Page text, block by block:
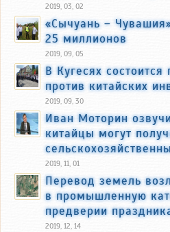
2019, 03, 02
«Сычуань –
25 миллионов
2019, 09, 05
В Кугесях
против китайских
2019, 09, 30
Иван Моторин
китайцы могут
2019, 11, 01
Перевод земель
в промышленную
предверии
2019, 12, 14